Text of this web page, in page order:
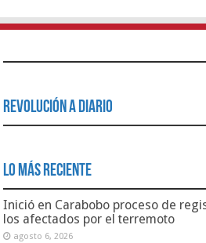
Revolución a Diario
Lo Más Reciente
Inició en Carabobo proceso de
los afectados por el terremoto
agosto 6, 2026